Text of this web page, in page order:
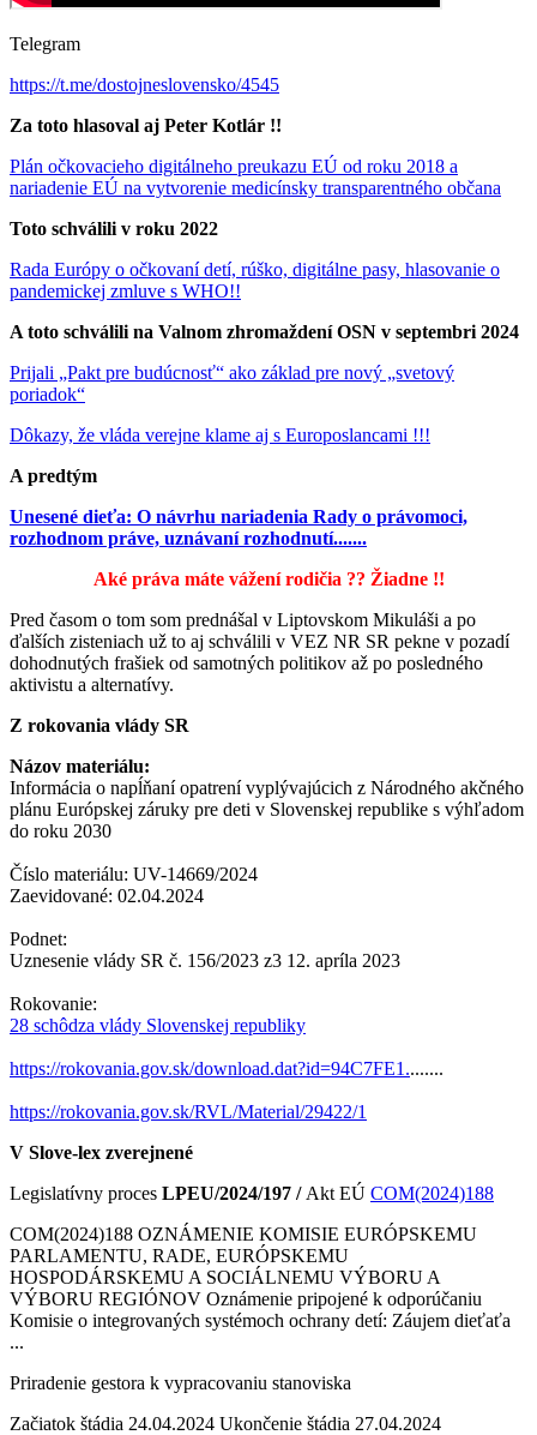
Telegram
https://t.me/dostojneslovensko/4545
Za toto hlasoval aj Peter Kotlár !!
Plán očkovacieho digitálneho preukazu EÚ od roku 2018 a
nariadenie EÚ na vytvorenie medicínsky transparentného občana
Toto schválili v roku 2022
Rada Európy o očkovaní detí, rúško, digitálne pasy, hlasovanie o
pandemickej zmluve s WHO!!
A toto schválili na Valnom zhromaždení OSN v septembri 2024
Prijali „Pakt pre budúcnosť“ ako základ pre nový „svetový
poriadok“
Dôkazy, že vláda verejne klame aj s Europoslancami !!!
A predtým
Unesené dieťa: O návrhu nariadenia Rady o právomoci,
rozhodnom práve, uznávaní rozhodnutí.......
Aké práva máte vážení rodičia ?? Žiadne !!
Pred časom o tom som prednášal v Liptovskom Mikuláši a po
ďalších zisteniach už to aj schválili v VEZ NR SR pekne v pozadí
dohodnutých frašiek od samotných politikov až po posledného
aktivistu a alternatívy.
Z rokovania vlády SR
Názov materiálu:
Informácia o napĺňaní opatrení vyplývajúcich z Národného akčného
plánu Európskej záruky pre deti v Slovenskej republike s výhľadom
do roku 2030
Číslo materiálu: UV-14669/2024
Zaevidované: 02.04.2024
Podnet:
Uznesenie vlády SR č. 156/2023 z3 12. apríla 2023
Rokovanie:
28 schôdza vlády Slovenskej republiky
https://rokovania.gov.sk/download.dat?id=94C7FE1........
https://rokovania.gov.sk/RVL/Material/29422/1
V Slove-lex zverejnené
Legislatívny proces LPEU/2024/197 / Akt EÚ COM(2024)188
COM(2024)188 OZNÁMENIE KOMISIE EURÓPSKEMU
PARLAMENTU, RADE, EURÓPSKEMU
HOSPODÁRSKEMU A SOCIÁLNEMU VÝBORU A
VÝBORU REGIÓNOV Oznámenie pripojené k odporúčaniu
Komisie o integrovaných systémoch ochrany detí: Záujem dieťaťa
...
Priradenie gestora k vypracovaniu stanoviska
Začiatok štádia 24.04.2024 Ukončenie štádia 27.04.2024